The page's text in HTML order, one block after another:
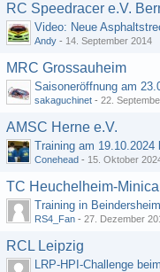
RC Speedracer e.V.
Video: Neue
Andy - 14. September 2014
MRC Grossauheim
Saisoneröffnung am
sakaguchinet - 22.
AMSC Herne e.V.
Training am 19.10.2024
Conehead - 15. Oktober
TC Heuchelheim-
Training in
RS4_Fan - 27. Dezember
RCL Leipzig
LRP-HPI-Challenge